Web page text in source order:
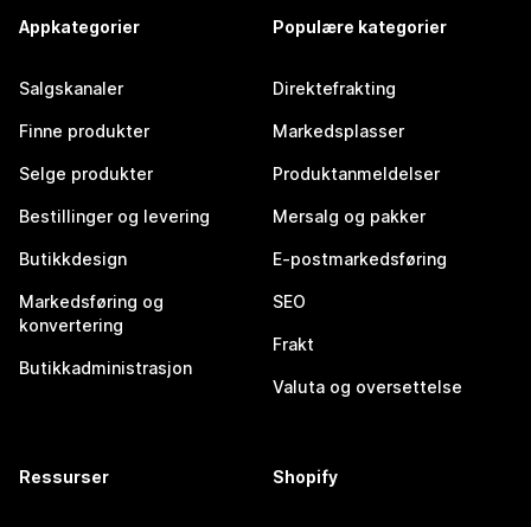
Appkategorier
Salgskanaler
Finne produkter
Selge produkter
Bestillinger og levering
Butikkdesign
Markedsføring og
konvertering
Butikkadministrasjon
Populære kategorier
Direktefrakting
Markedsplasser
Produktanmeldelser
Mersalg og pakker
E-postmarkedsføring
SEO
Frakt
Valuta og oversettelse
Ressurser Shopify